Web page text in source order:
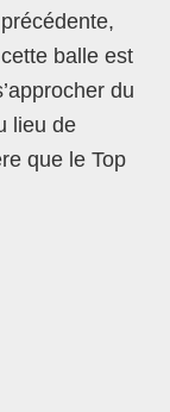
balle est
du
lieu de
que le Top